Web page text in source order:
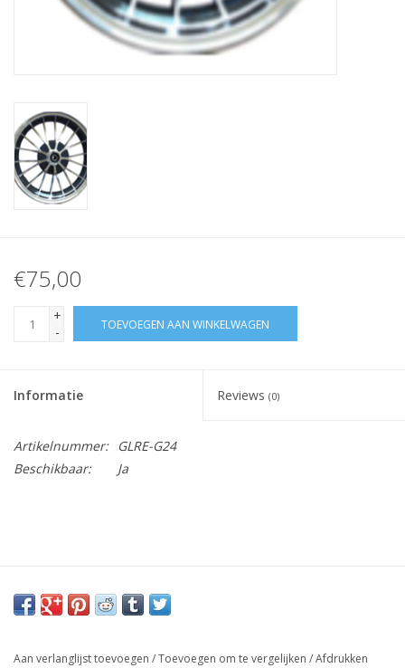
€75,00
+
-
TOEVOEGEN AAN WINKELWAGEN
Informatie Reviews (0)
Artikelnummer:
GLRE-G24
Beschikbaar:
Ja
Aan verlanglijst toevoegen /Toevoegen om te vergelijken /Afdrukken